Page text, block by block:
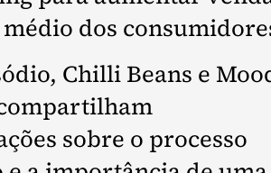
dos
Chilli Beans e
sobre o processo